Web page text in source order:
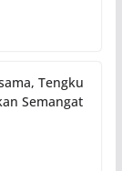
Tengku
Semangat